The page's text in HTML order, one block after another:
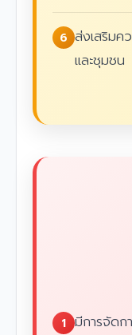
6 ส่งเสริมค
และชุมชน
1 มีการจัดก